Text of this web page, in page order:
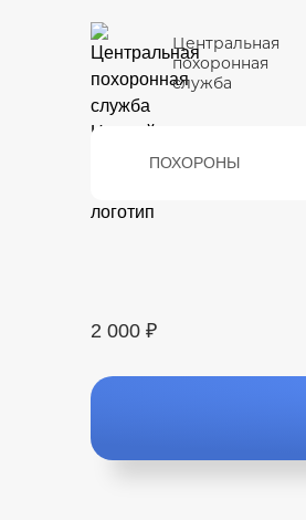
Центральная
похоронная
служба
ПОХОРОНЫ
2 000 ₽